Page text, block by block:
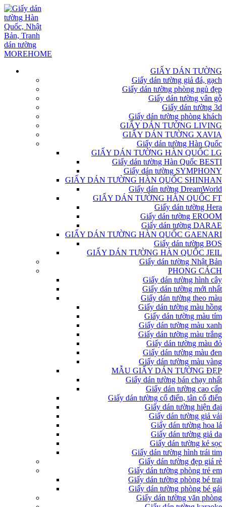
GIẤY DÁN TƯỜNG
Giấy dán tường giả đá, gạch
Giấy dán tường phòng ngủ đẹp
Giấy dán tường vân gỗ
Giấy dán tường 3d
Giấy dán tường phòng khách
GIẤY DÁN TƯỜNG LIVING
GIẤY DÁN TƯỜNG XAVIA
Giấy dán tường Hàn Quốc
GIẤY DÁN TƯỜNG HÀN QUỐC LG
Giấy dán tường Hàn Quốc BESTI
Giấy dán tường SYMPHONY
GIẤY DÁN TƯỜNG HÀN QUỐC SHINHAN
Giấy dán tường DreamWorld
GIẤY DÁN TƯỜNG HÀN QUỐC FT
Giấy dán tường Hera
Giấy dán tường EROOM
Giấy dán tường DARAE
GIẤY DÁN TƯỜNG HÀN QUỐC GAENARI
Giấy dán tường BOS
GIẤY DÁN TƯỜNG HÀN QUỐC JEIL
Giấy dán tường Nhật Bản
PHONG CÁCH
Giấy dán tường hình cây
Giấy dán tường mới nhất
Giấy dán tường theo màu
Giấy dán tường màu hồng
Giấy dán tường màu tím
Giấy dán tường màu xanh
Giấy dán tường màu trắng
Giấy dán tường màu đỏ
Giấy dán tường màu đen
Giấy dán tường màu vàng
MẪU GIẤY DÁN TƯỜNG ĐẸP
Giấy dán tường bán chạy nhất
Giấy dán tường cao cấp
Giấy dán tường cổ điển, tân cổ điển
Giấy dán tường hiện đại
Giấy dán tường giả vải
Giấy dán tường hoa lá
Giấy dán tường giả da
Giấy dán tường kẻ sọc
Giấy dán tường hình trái tim
Giấy dán tường đẹp giá rẻ
Giấy dán tường phòng trẻ em
Giấy dán tường phòng bé trai
Giấy dán tường phòng bé gái
Giấy dán tường văn phòng